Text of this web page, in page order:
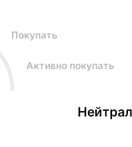
Покупать
Активно покупать